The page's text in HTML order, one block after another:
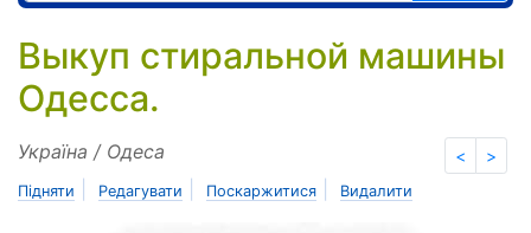
Выкуп стиральной машины
Одесса.
< >
Україна / Одеса
Підняти Редагувати Поскаржитися Видалити